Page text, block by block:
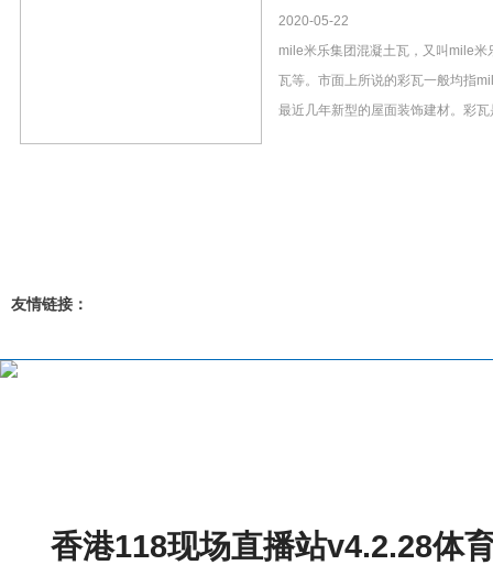
2020-05-22
mile米乐集团混凝土瓦，又叫mile米
瓦等。市面上所说的彩瓦一般均指
最近几年新型的屋面装饰建材。彩
友情链接：
香港118现场直播站v4.2.28体